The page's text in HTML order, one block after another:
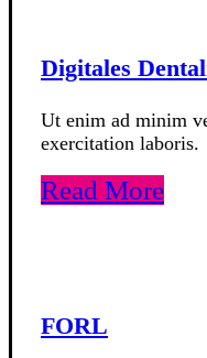
Digitales
Ut enim ad minim
exercitation laboris.
Read More
FORL